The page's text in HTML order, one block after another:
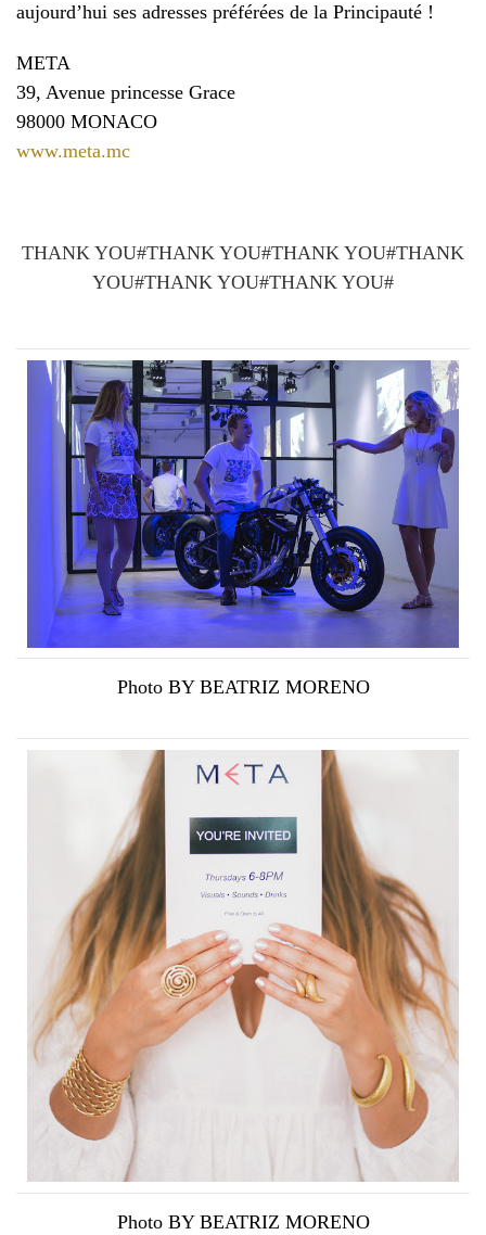
aujourd’hui ses adresses préférées de la Principauté !
META
39, Avenue princesse Grace
98000 MONACO
www.meta.mc
THANK YOU#THANK YOU#THANK YOU#THANK
YOU#THANK YOU#THANK YOU#
Photo BY BEATRIZ MORENO
Photo BY BEATRIZ MORENO